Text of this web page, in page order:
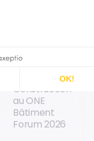
modèles
logistiques :
Construction
au ONE
Bâtiment
Forum 2026